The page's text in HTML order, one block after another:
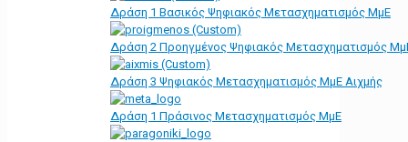
Δράση 1 Βασικός Ψηφιακός Μετασχηματισμός ΜμΕ
Δράση 2 Προηγμένος Ψηφιακός Μετασχηματισμός
Δράση 3 Ψηφιακός Μετασχηματισμός ΜμΕ Αιχμής
Δράση 1 Πράσινος Μετασχηματισμός ΜμΕ